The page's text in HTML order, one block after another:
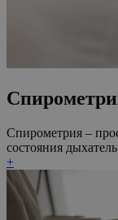
Спирометрия –
состояния
+